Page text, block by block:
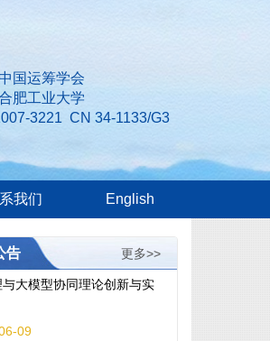
国运筹学会
肥工业大学
3221 CN 34-1133/G3
我们 English
告 更多>>
景中的创新应用”专题征稿
期至2026年3月31日！
管理》专题征稿通知：运
大模型协同理论创新与实
09